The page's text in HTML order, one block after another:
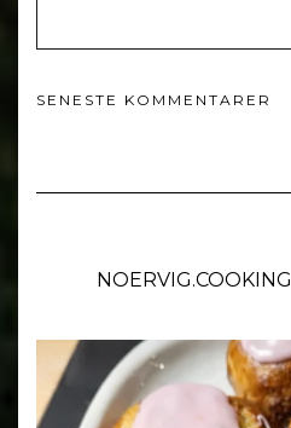
SENESTE KOMMENTARER
NOERVIG.COOKING